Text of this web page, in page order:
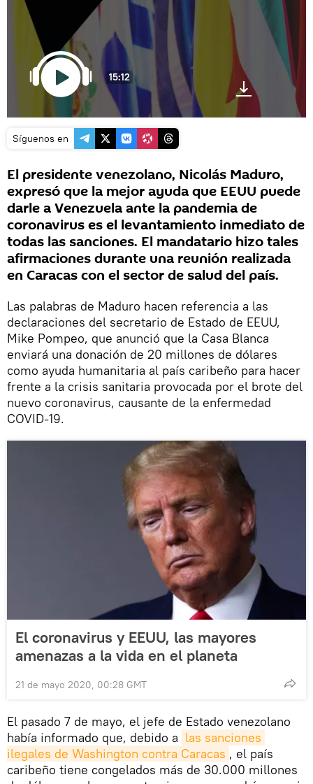
15:12
Síguenos en
El presidente venezolano, Nicolás Maduro,
expresó que la mejor ayuda que EEUU puede
darle a Venezuela ante la pandemia de
coronavirus es el levantamiento inmediato de
todas las sanciones. El mandatario hizo tales
afirmaciones durante una reunión realizada
en Caracas con el sector de salud del país.
Las palabras de Maduro hacen referencia a las
declaraciones del secretario de Estado de EEUU,
Mike Pompeo, que anunció que la Casa Blanca
enviará una donación de 20 millones de dólares
como ayuda humanitaria al país caribeño para hacer
frente a la crisis sanitaria provocada por el brote del
nuevo coronavirus, causante de la enfermedad
COVID-19.
El coronavirus y EEUU, las mayores
amenazas a la vida en el planeta
21 de mayo 2020, 00:28 GMT
El pasado 7 de mayo, el jefe de Estado venezolano
había informado que, debido a las sanciones
ilegales de Washington contra Caracas , el país
caribeño tiene congelados más de 30.000 millones